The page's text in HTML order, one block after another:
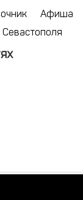
Афиша
Севастополя